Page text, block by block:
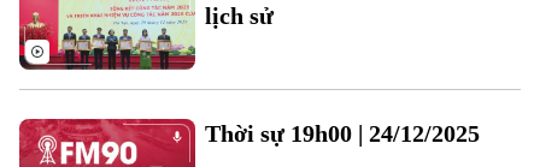
lịch sử
Thời sự 19h00 | 24/12/2025